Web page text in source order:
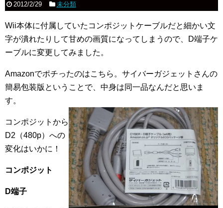
2012/2/29 未分類
Wii本体に付属していたコンポジットケーブルだと細かい文
字が潰れたりして甘めの画質になってしまうので、D端子ケ
ーブルに変更してみました。
Amazonでポチったのはこちら。サイバーガジェットさんの
簡易包装版ということで、中身は同一品なんだと思いま
す。
コンポジットから
D2（480p）への
変化はいかに！
コンポジット
D端子